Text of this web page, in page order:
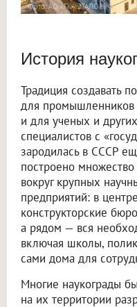
Фото: АО «ГК «ЭТАЛОН»
История
Традиция создавать
для промышленников
и для ученых и
специалистов с
зародилась в СССР
построено множество
вокруг крупных
предприятий: в
конструкторские
а рядом — вся
включая школы,
сами дома для
Многие наукограды
на их территории